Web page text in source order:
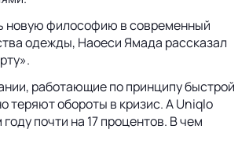
новую философию в современный
одежды, Наоеси Ямада рассказал
работающие по принципу быстрой
теряют обороты в кризис. А Uniqlo
почти на 17 процентов. В чем